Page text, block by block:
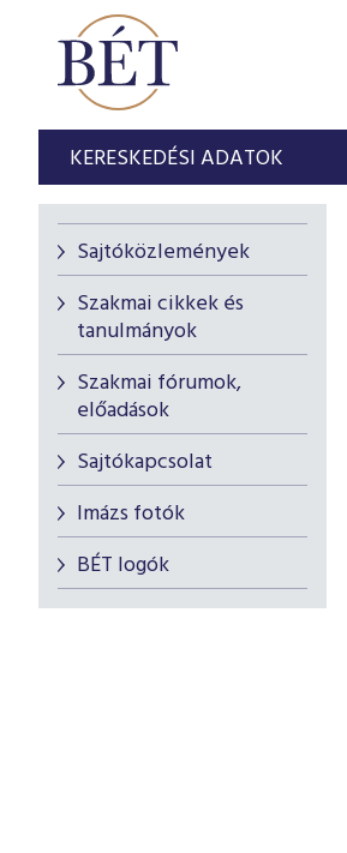
KERESKEDÉSI ADATOK
Sajtóközlemények
Szakmai cikkek és
tanulmányok
Szakmai fórumok,
előadások
Sajtókapcsolat
Imázs fotók
BÉT logók